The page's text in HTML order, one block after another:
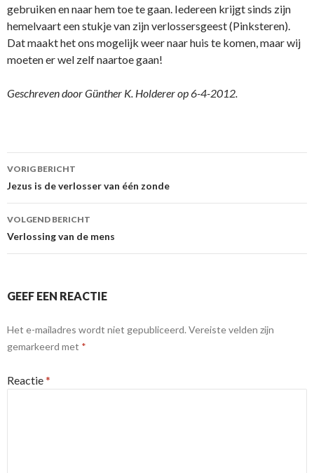
gebruiken en naar hem toe te gaan. Iedereen krijgt sinds zijn
hemelvaart een stukje van zijn verlossersgeest (Pinksteren).
Dat maakt het o­ns mogelijk weer naar huis te komen, maar wij
moeten er wel zelf naartoe gaan!
Geschreven door Günther K. Holderer op 6-4-2012.
Berichtnavigatie
VORIG BERICHT
Jezus is de verlosser van één zonde
VOLGEND BERICHT
Verlossing van de mens
GEEF EEN REACTIE
Het e-mailadres wordt niet gepubliceerd. Vereiste velden zijn
gemarkeerd met *
Reactie*